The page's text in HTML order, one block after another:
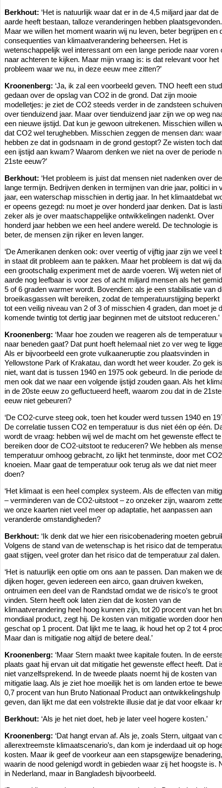
Berkhout: ‘Het is natuurlijk waar dat er in de 4,5 miljard jaar dat de
aarde heeft bestaan, talloze veranderingen hebben plaatsgevonden.
Maar we willen het moment waarin wij nu leven, beter begrijpen en
consequenties van klimaatverandering beheersen. Het is
wetenschappelijk wel interessant om een lange periode naar voren
naar achteren te kijken. Maar mijn vraag is: is dat relevant voor het
probleem waar we nu, in deze eeuw mee zitten?’
Kroonenberg: ‘Ja, ik zal een voorbeeld geven. TNO heeft een
gedaan over de opslag van CO2 in de grond. Dat zijn mooie
modelletjes: je ziet de CO2 steeds verder in de zandsteen
over tienduizend jaar. Maar over tienduizend jaar zijn we op weg
een nieuwe ijstijd. Dat kun je gewoon uitrekenen. Misschien willen
dat CO2 wel terughebben. Misschien zeggen de mensen dan:
hebben ze dat in godsnaam in de grond gestopt? Ze wisten toch
een ijstijd aan kwam? Waarom denken we niet na over de periode
21ste eeuw?’
Berkhout: ‘Het probleem is juist dat mensen niet nadenken over de
lange termijn. Bedrijven denken in termijnen van drie jaar, politici in
jaar, een waterschap misschien in dertig jaar. In het klimaatdebat
er opeens gezegd: nu moet je over honderd jaar denken. Dat is
zeker als je over maatschappelijke ontwikkelingen nadenkt. Over
honderd jaar hebben we een heel andere wereld. De technologie is
beter, de mensen zijn rijker en leven langer.
‘De Amerikanen denken ook: over veertig of vijftig jaar zijn we veel
in staat dit probleem aan te pakken. Maar het probleem is dat wij
een grootschalig experiment met de aarde voeren. Wij weten niet
aarde nog leefbaar is voor zes of acht miljard mensen als het
5 of 6 graden warmer wordt. Bovendien: als je een stabilisatie van
broeikasgassen wilt bereiken, zodat de temperatuurstijging beperkt
tot een veilig niveau van 2 of 3 of misschien 4 graden, dan moet je
komende twintig tot dertig jaar beginnen met de uitstoot reduceren.’
Kroonenberg: ‘Maar hoe zouden we reageren als de temperatuur
naar beneden gaat? Dat punt hoeft helemaal niet zo ver weg te
Als er bijvoorbeeld een grote vulkaaneruptie zou plaatsvinden in
Yellowstone Park of Krakatau, dan wordt het weer kouder. Zo gek
niet, want dat is tussen 1940 en 1975 ook gebeurd. In die periode
men ook dat we naar een volgende ijstijd zouden gaan. Als het
in de 20ste eeuw zo gefluctueerd heeft, waarom zou dat in de 21ste
eeuw niet gebeuren?
‘De CO2-curve steeg ook, toen het kouder werd tussen 1940 en
De correlatie tussen CO2 en temperatuur is dus niet één op één.
wordt de vraag: hebben wij wel de macht om het gewenste effect te
bereiken door de CO2-uitstoot te reduceren? We hebben als
temperatuur omhoog gebracht, zo lijkt het tenminste, door met
knoeien. Maar gaat de temperatuur ook terug als we dat niet meer
doen?
‘Het klimaat is een heel complex systeem. Als de effecten van
– verminderen van de CO2-uitstoot – zo onzeker zijn, waarom
we onze kaarten niet veel meer op adaptatie, het aanpassen aan
veranderde omstandigheden?
Berkhout: ‘Ik denk dat we hier een risicobenadering moeten
Volgens de stand van de wetenschap is het risico dat de
gaat stijgen, veel groter dan het risico dat de temperatuur zal dalen.
‘Het is natuurlijk een optie om ons aan te passen. Dan maken we
dijken hoger, geven iedereen een airco, gaan druiven kweken,
ontruimen een deel van de Randstad omdat we de risico’s te groot
vinden. Stern heeft ook laten zien dat de kosten van de
klimaatverandering heel hoog kunnen zijn, tot 20 procent van het
mondiaal product, zegt hij. De kosten van mitigatie worden door
geschat op 1 procent. Dat lijkt me te laag, ik houd het op 2 tot 4
Maar dan is mitigatie nog altijd de betere deal.’
Kroonenberg: ‘Maar Stern maakt twee kapitale fouten. In de
plaats gaat hij ervan uit dat mitigatie het gewenste effect heeft. Dat
niet vanzelfsprekend. In de tweede plaats noemt hij de kosten van
mitigatie laag. Als je ziet hoe moeilijk het is om landen ertoe te
0,7 procent van hun Bruto Nationaal Product aan ontwikkelingshulp
geven, dan lijkt me dat een volstrekte illusie dat je dat voor elkaar
Berkhout: ‘Als je het niet doet, heb je later veel hogere kosten.’
Kroonenberg: ‘Dat hangt ervan af. Als je, zoals Stern, uitgaat van
allerextreemste klimaatscenario’s, dan kom je inderdaad uit op
kosten. Maar ik geef de voorkeur aan een stapsgewijze benadering,
waarin de nood gelenigd wordt in gebieden waar zij het hoogste is.
in Nederland, maar in Bangladesh bijvoorbeeld.